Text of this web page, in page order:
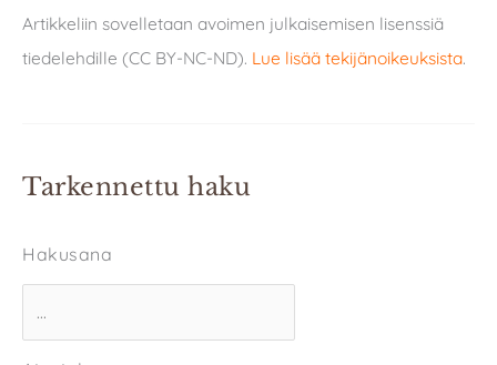
Artikkeliin sovelletaan avoimen julkaisemisen lisenssiä
tiedelehdille (CC BY-NC-ND). Lue lisää tekijänoikeuksista.
Tarkennettu haku
Hakusana